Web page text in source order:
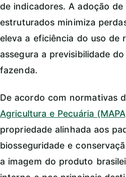
de indicadores. A adoção de
estruturados minimiza
eleva a eficiência do uso de
assegura a previsibilidade
fazenda.
De acordo com normativas
Agricultura e Pecuária
propriedade alinhada aos
biosseguridade e
a imagem do produto